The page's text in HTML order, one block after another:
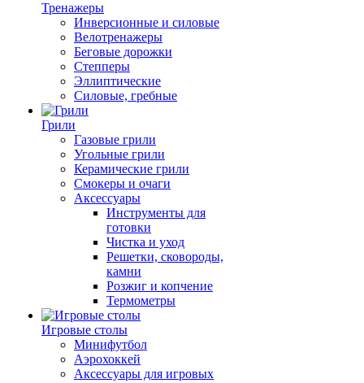
Тренажеры
Инверсионные и силовые
Велотренажеры
Беговые дорожки
Степперы
Эллиптические
Силовые, гребные
Грили
Газовые грили
Угольные грили
Керамические грили
Смокеры и очаги
Аксессуары
Инструменты для
готовки
Чистка и уход
Решетки, сковороды,
камни
Розжиг и копчение
Термометры
Игровые столы
Минифутбол
Аэрохоккей
Аксессуары для игровых